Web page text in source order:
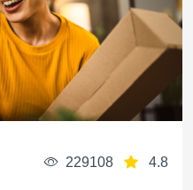
229108 4.8